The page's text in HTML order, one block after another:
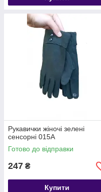
Рукавички жіночі зелені
сенсорні 015А
Готово до відправки
247 ₴
Купити